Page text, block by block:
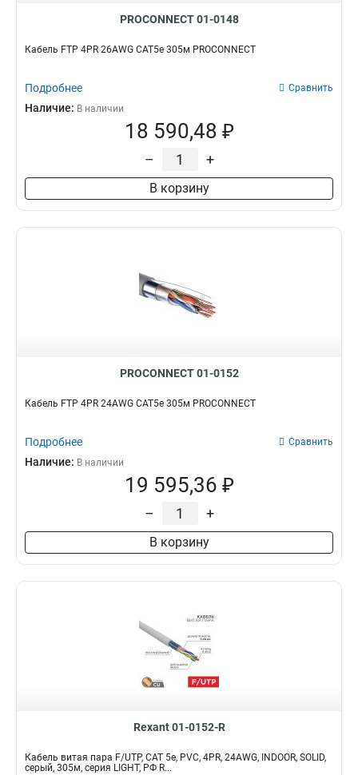
PROCONNECT 01-0148
Кабель FTP 4PR 26AWG CAT5e 305м PROCONNECT
Подробнее Сравнить
Наличие: В наличии
18 590,48 ₽
– +
В корзину
PROCONNECT 01-0152
Кабель FTP 4PR 24AWG CAT5e 305м PROCONNECT
Подробнее Сравнить
Наличие: В наличии
19 595,36 ₽
– +
В корзину
Rexant 01-0152-R
Кабель витая пара F/UTP, CAT 5е, PVC, 4PR, 24AWG, INDOOR, SOLID,
серый, 305м, серия LIGHT, РФ R...